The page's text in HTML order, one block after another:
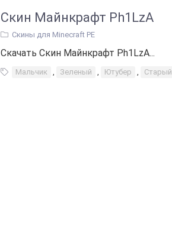
Скин Майнкрафт Ph1LzA
Скины для Minecraft PE
Скачать Скин Майнкрафт Ph1LzA...
Мальчик , Зеленый , Ютубер , Старый